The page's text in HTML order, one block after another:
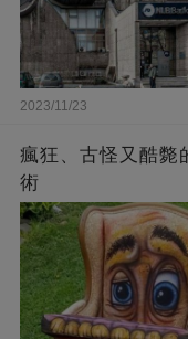
2023/11/23
瘋狂、古怪又酷斃
術